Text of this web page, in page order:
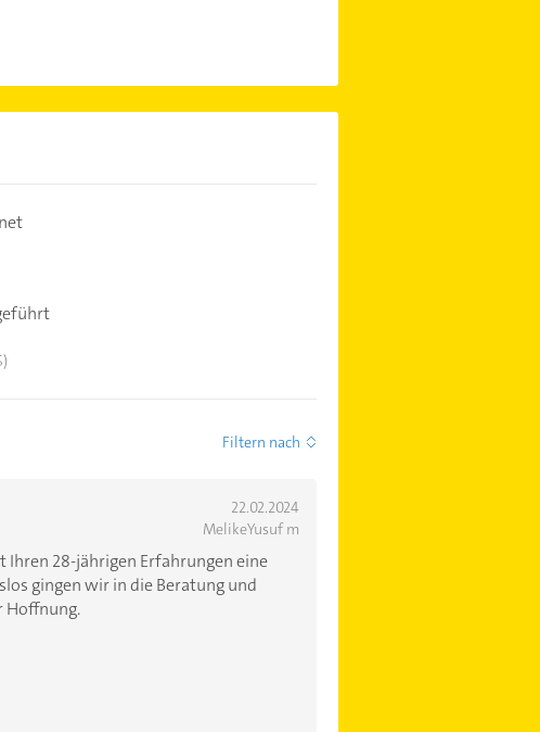
Filtern nach
22.02.2024
MelikeYusuf m
Ihren 28-jährigen Erfahrungen eine
gingen wir in die Beratung und
Hoffnung.